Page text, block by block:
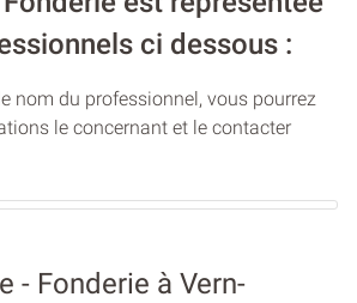
ci dessous :
nom du professionnel, vous pourrez
le concernant et le contacter
- Fonderie à Vern-